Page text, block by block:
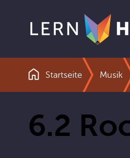
Startseite Musik
6.2